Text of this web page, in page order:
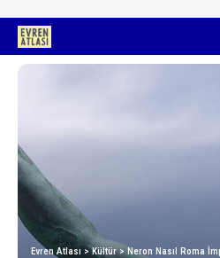
Evren Atlası >Kültür> Neron Nasıl Roma